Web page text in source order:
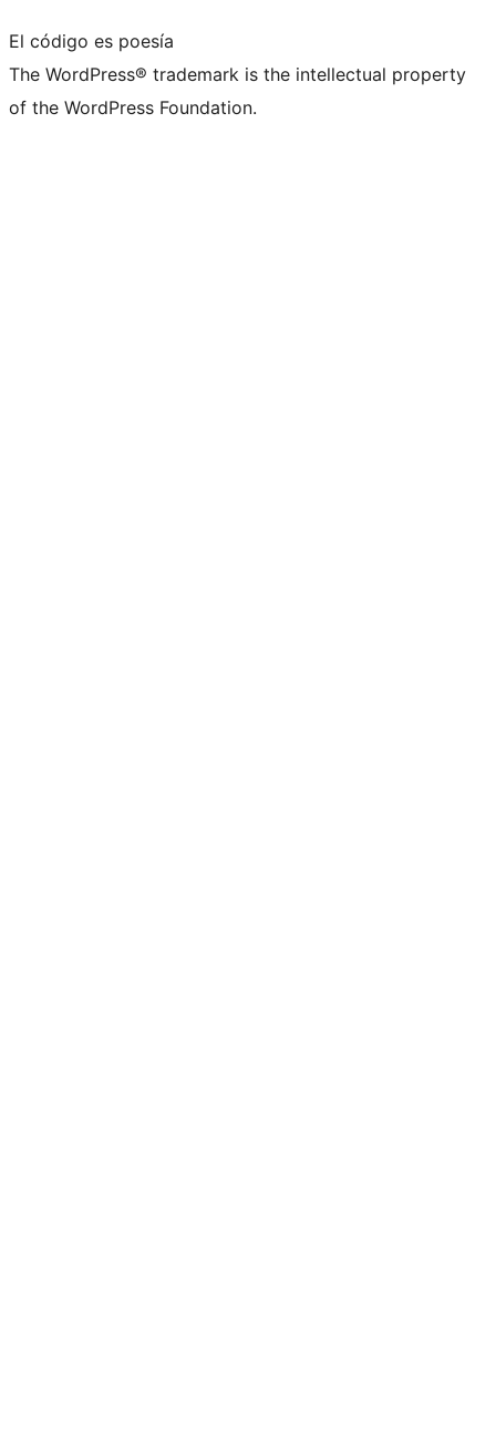
El código es poesía
The WordPress® trademark is the intellectual property
of the WordPress Foundation.